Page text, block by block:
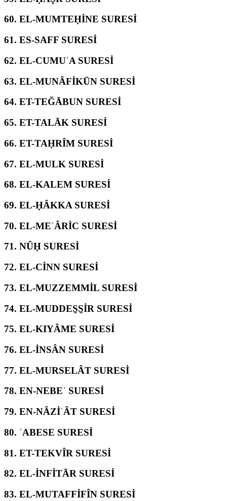
60. EL-MUMTEḤİNE SURESİ
61. ES-SAFF SURESİ
62. EL-CUMUʿA SURESİ
63. EL-MUNÂFİKŪN SURESİ
64. ET-TEĞĀBUN SURESİ
65. ET-TALĀK SURESİ
66. ET-TAḤRÎM SURESİ
67. EL-MULK SURESİ
68. EL-KALEM SURESİ
69. EL-ḤÂKKA SURESİ
70. EL-MEʿÂRİC SURESİ
71. NÛḤ SURESİ
72. EL-CİNN SURESİ
73. EL-MUZZEMMİL SURESİ
74. EL-MUDDES̱S̱İR SURESİ
75. EL-KIYÂME SURESİ
76. EL-İNSÂN SURESİ
77. EL-MURSELÂT SURESİ
78. EN-NEBEʾ SURESİ
79. EN-NÂZİʿÂT SURESİ
80. ʿABESE SURESİ
81. ET-TEKVÎR SURESİ
82. EL-İNFİTĀR SURESİ
83. EL-MUTAFFİFÎN SURESİ